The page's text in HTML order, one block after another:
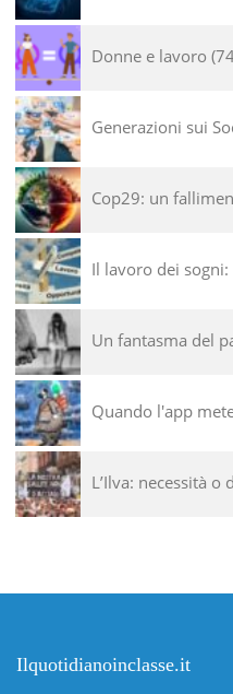
Donne e lavoro
Generazioni sui
Cop29: un
Il lavoro dei
Un fantasma del
Quando l'app
L’Ilva: necessità o
Ilquotidianoinclasse.it